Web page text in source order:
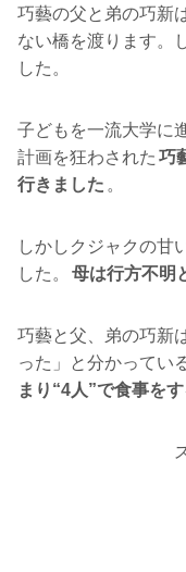
巧藝の父と弟の巧新
ない橋を渡ります。
した。
子どもを一流大学に
計画を狂わされた 巧
行きました 。
しかしクジャクの甘
した。
母は行方不明
巧藝と父、弟の巧新
った」と分かってい
まり“4人”で食事を